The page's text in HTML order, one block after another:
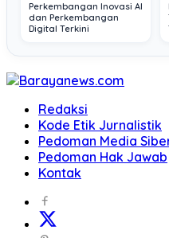
Perkembangan Inovasi AI
dan Perkembangan
Digital Terkini
Redaksi
Kode Etik Jurnalistik
Pedoman Media
Pedoman Hak Jawab
Kontak